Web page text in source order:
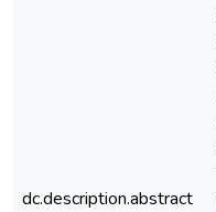
dc.description.abstract